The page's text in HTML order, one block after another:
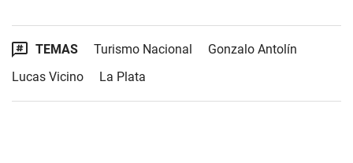
TEMAS Turismo Nacional
Gonzalo Antolín
Lucas Vicino
La Plata